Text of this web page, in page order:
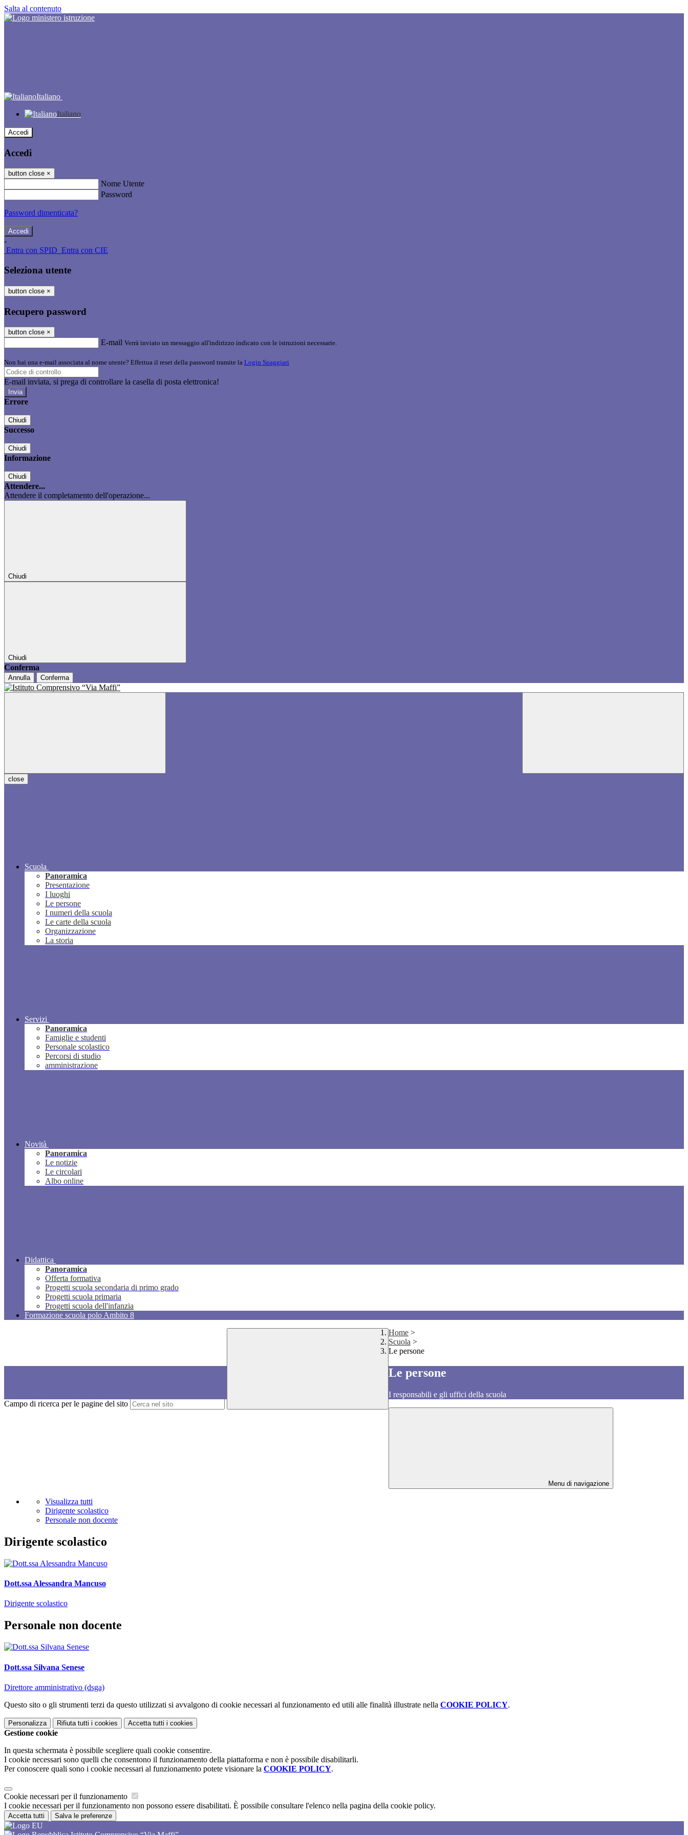
Salta al contenuto
Italiano
Italiano
Accedi
Accedi
button close ×
Nome Utente
Password
Password dimenticata?
-
Entra con SPID Entra con CIE
Seleziona utente
button close ×
Recupero password
button close ×
E-mail Verrà inviato un messaggio all'indirizzo indicato con le istruzioni necessarie.
Non hai una e-mail associata al nome utente? Effettua il reset della password tramite la Login Spaggiari
E-mail inviata, si prega di controllare la casella di posta elettronica!
Errore
Chiudi
Successo
Chiudi
Informazione
Chiudi
Attendere...
Attendere il completamento dell'operazione...
Chiudi
Chiudi
Conferma
Annulla Conferma
close
Scuola
Panoramica
Presentazione
I luoghi
Le persone
I numeri della scuola
Le carte della scuola
Organizzazione
La storia
Servizi
Panoramica
Famiglie e studenti
Personale scolastico
Percorsi di studio
amministrazione
Novità
Panoramica
Le notizie
Le circolari
Albo online
Didattica
Panoramica
Offerta formativa
Progetti scuola secondaria di primo grado
Progetti scuola primaria
Progetti scuola dell'infanzia
Formazione scuola polo Ambito 8
Campo di ricerca per le pagine del sito
Home >
Scuola >
Le persone
Le persone
I responsabili e gli uffici della scuola
Menu di navigazione
Visualizza tutti
Dirigente scolastico
Personale non docente
Dirigente scolastico
Dott.ssa Alessandra Mancuso
Dirigente scolastico
Personale non docente
Dott.ssa Silvana Senese
Direttore amministrativo (dsga)
Questo sito o gli strumenti terzi da questo utilizzati si avvalgono di cookie necessari al funzionamento ed utili alle finalità illustrate nella COOKIE POLICY.
Personalizza Rifiuta tutti i cookies Accetta tutti i cookies
Gestione cookie
In questa schermata è possibile scegliere quali cookie consentire.
I cookie necessari sono quelli che consentono il funzionamento della piattaforma e non è possibile disabilitarli.
Per conoscere quali sono i cookie necessari al funzionamento potete visionare la COOKIE POLICY.
Cookie necessari per il funzionamento
I cookie necessari per il funzionamento non possono essere disabilitati. È possibile consultare l'elenco nella pagina della cookie policy.
Accetta tutti Salva le preferenze